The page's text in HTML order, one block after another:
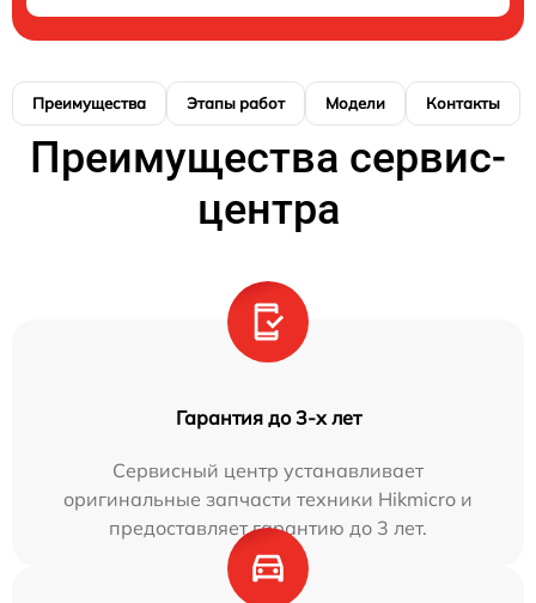
Преимущества Этапы работ Модели Контакты
Преимущества сервис-
центра
Гарантия до 3-х лет
Сервисный центр устанавливает
оригинальные запчасти техники Hikmicro и
предоставляет гарантию до 3 лет.